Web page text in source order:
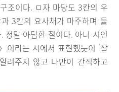
조이다. ㅁ자 마당도 3칸의 우
3칸의 요사채가 마주하며 둘
정말 아담한 절이다. 아니 시인
이라는 시에서 표현했듯이 ‘잘
려주지 않고 나만이 간직하고